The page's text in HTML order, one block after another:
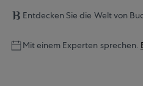
Entdecken Sie die Welt von
Mit einem Experten sprechen.